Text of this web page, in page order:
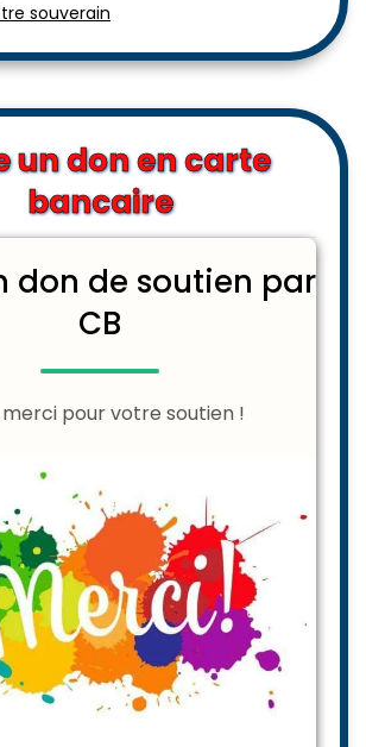
souverain
un don en carte
bancaire
don de soutien par
CB
merci pour votre soutien !